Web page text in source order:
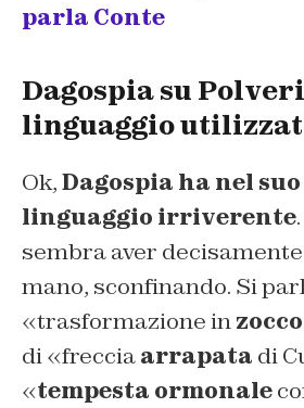
parla Conte
Dagospia su
linguaggio
Ok,Dagospia ha nel
linguaggio irriverente
sembra aver
mano, sconfinando. Si
«trasformazione in
di «frecciaarrapata di
«tempesta ormonale